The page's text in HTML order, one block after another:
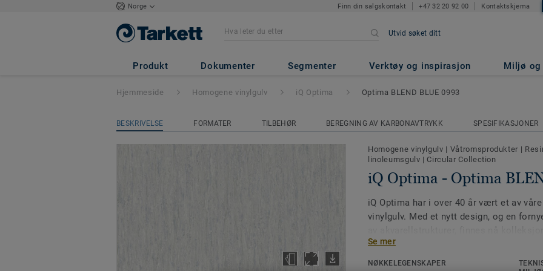
Norge Finn din salgskontakt +47 32 20 92 00 Kontaktskjema
Utvid søket ditt
Produkt Dokumenter Segmenter Verktøy og inspirasjon Miljø og
iQ Optima - Optima BLEND BLUE 0993
Hjemmeside Homogene vinylgulv iQ Optima Optima BLEND BLUE 0993
BESKRIVELSE FORMATER TILBEHØR BEREGNING AV KARBONAVTRYKK SPESIFIKASJONER
Homogene vinylgulv | Våtromsprodukter |
linoleumsgulv | Circular Collection
iQ Optima - Optima
iQ Optima har i over 40 år vært et av
vinylgulv. Med et nytt design, og en
55 farger. iQ Optima er kjent for sin
forlenger levetiden og øker slitestyrken.
Se mer
NØKKELEGENSKAPER